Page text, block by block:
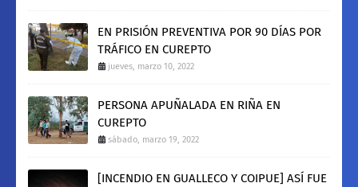
EN PRISIÓN PREVENTIVA POR 90 DÍAS POR
TRÁFICO EN CUREPTO
jueves, marzo 10, 2022
PERSONA APUÑALADA EN RIÑA EN
CUREPTO
sábado, marzo 19, 2022
[INCENDIO EN GUALLECO Y COIPUE] ASÍ FUE